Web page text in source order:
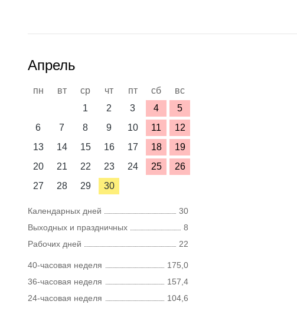
Апрель
пн вт ср чт пт сб
вс
1
2 3 4
5
6
7 8 9 10 11
12
13
14 15 16 17 18
19
20
21 22 23 24 25
26
27
28 29 30
Календарных дней
30
Выходных и праздничных
8
Рабочих дней
22
40-часовая неделя
175,0
36-часовая неделя
157,4
24-часовая неделя
104,6